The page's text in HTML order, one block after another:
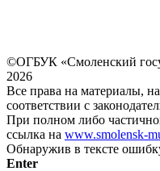
©ОГБУК «Смоленский
2026
Все права на материалы,
соответствии с
При полном либо
ссылка на www.smolensk-
Обнаружив в тексте
Enter